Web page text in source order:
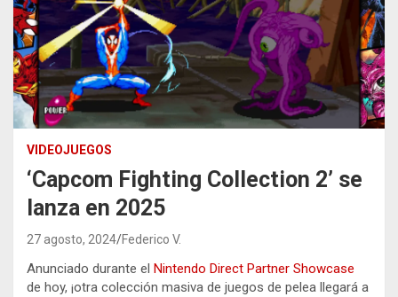
VIDEOJUEGOS
‘Capcom Fighting Collection 2’ se
lanza en 2025
27 agosto, 2024 Federico V.
Anunciado durante el Nintendo Direct Partner Showcase
de hoy, ¡otra colección masiva de juegos de pelea llegará a